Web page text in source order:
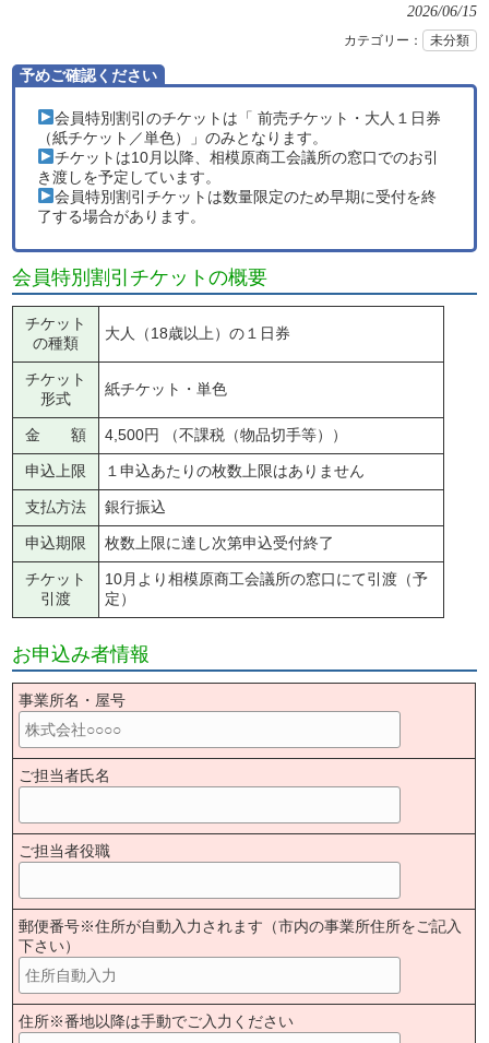
2026/06/15
カテゴリー： 未分類
予めご確認ください
会員特別割引のチケットは「 前売チケット・大人１日券
（紙チケット／単色）」のみとなります。
チケットは10月以降、相模原商工会議所の窓口でのお引
き渡しを予定しています。
会員特別割引チケットは数量限定のため早期に受付を終
了する場合があります。
会員特別割引チケットの概要
チケット
の種類
大人（18歳以上）の１日券
チケット
形式
紙チケット・単色
金 額 4,500円 （不課税（物品切手等））
申込上限 １申込あたりの枚数上限はありません
支払方法 銀行振込
申込期限 枚数上限に達し次第申込受付終了
チケット
引渡
10月より相模原商工会議所の窓口にて引渡（予
定）
お申込み者情報
事業所名・屋号
ご担当者氏名
ご担当者役職
郵便番号※住所が自動入力されます（市内の事業所住所をご記入
下さい）
住所※番地以降は手動でご入力ください